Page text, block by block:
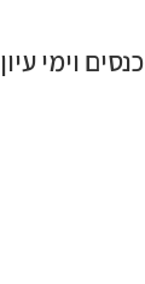
כנסים וימי עיון